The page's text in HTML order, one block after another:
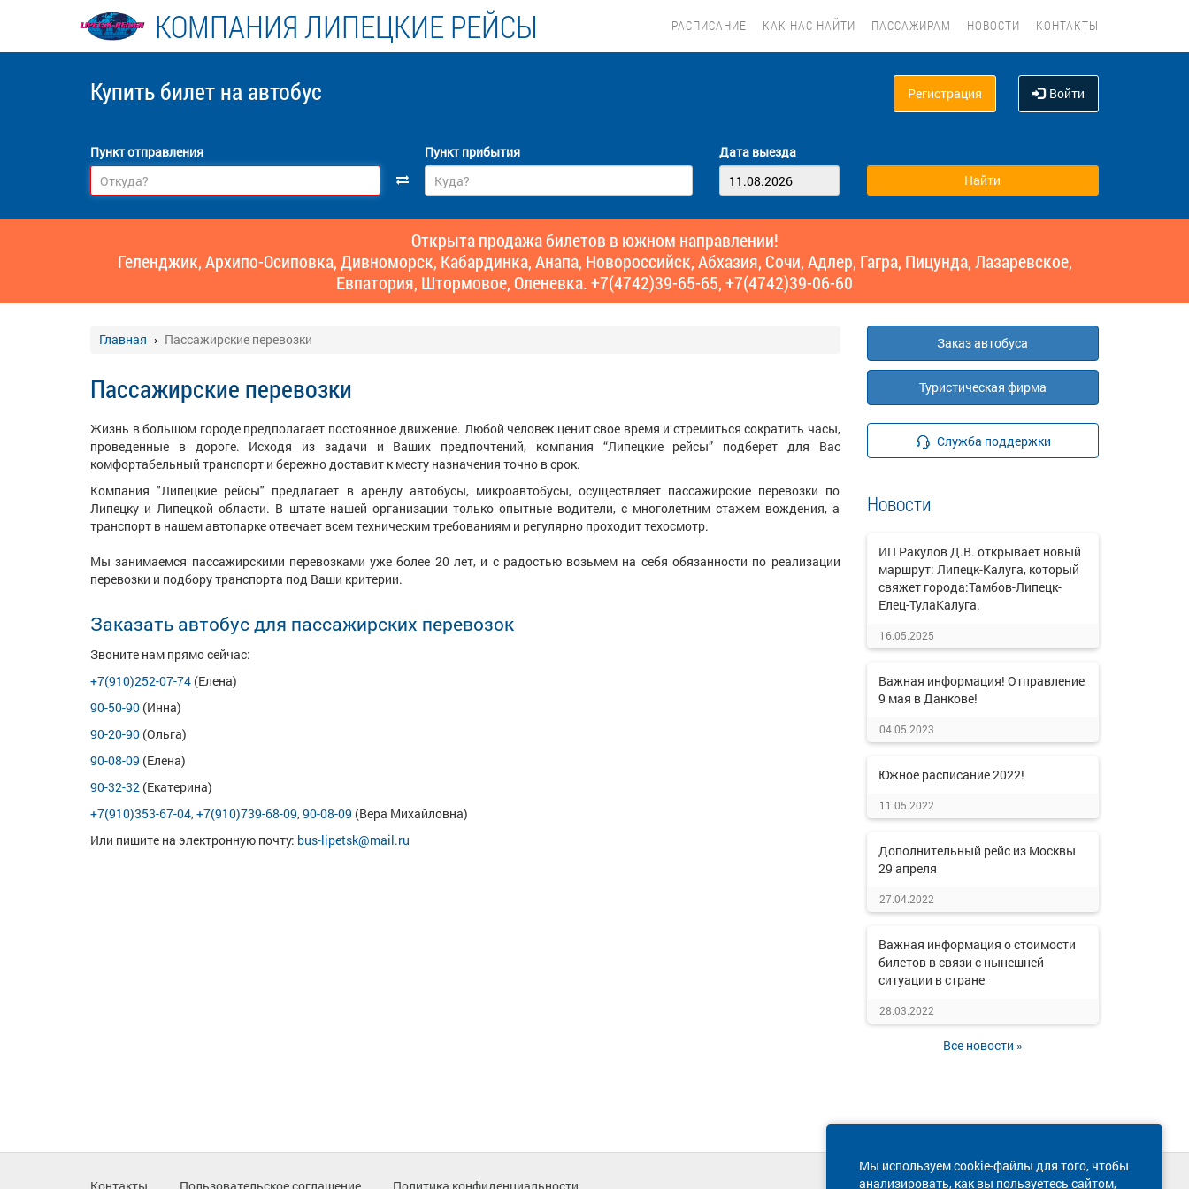
КОМПАНИЯ ЛИПЕЦКИЕ РЕЙСЫ РАСПИСАНИЕ КАК НАС НАЙТИ ПАССАЖИРАМ НОВОСТИ КОНТАКТЫ
Купить билет на автобус Регистрация Войти
Пункт отправления Пункт прибытия Дата выезда
Открыта продажа билетов в южном направлении!
Геленджик, Архипо-Осиповка, Дивноморск, Кабардинка, Анапа, Новороссийск, Абхазия, Сочи, Адлер, Гагра, Пицунда, Лазаревское,
Евпатория, Штормовое, Оленевка. +7(4742)39-65-65, +7(4742)39-06-60
Главная Пассажирские перевозки
Пассажирские перевозки
Жизнь в большом городе предполагает постоянное движение. Любой человек ценит свое время и стремиться сократить часы,
проведенные в дороге. Исходя из задачи и Ваших предпочтений, компания “Липецкие рейсы” подберет для Вас
комфортабельный транспорт и бережно доставит к месту назначения точно в срок.
Компания "Липецкие рейсы" предлагает в аренду автобусы, микроавтобусы, осуществляет пассажирские перевозки по
Липецку и Липецкой области. В штате нашей организации только опытные водители, с многолетним стажем вождения, а
транспорт в нашем автопарке отвечает всем техническим требованиям и регулярно проходит техосмотр.
Мы занимаемся пассажирскими перевозками уже более 20 лет, и с радостью возьмем на себя обязанности по реализации
перевозки и подбору транспорта под Ваши критерии.
Заказать автобус для пассажирских перевозок
Звоните нам прямо сейчас:
+7(910)252-07-74 (Елена)
90-50-90 (Инна)
90-20-90 (Ольга)
90-08-09 (Елена)
90-32-32 (Екатерина)
+7(910)353-67-04,+7(910)739-68-09,90-08-09 (Вера Михайловна)
Или пишите на электронную почту: bus-lipetsk@mail.ru
Заказ автобуса
Туристическая фирма
Служба поддержки
Новости
ИП Ракулов Д.В. открывает новый
маршрут: Липецк-Калуга, который
свяжет города:Тамбов-Липецк-
Елец-ТулаКалуга.
16.05.2025
Важная информация! Отправление
9 мая в Данкове!
04.05.2023
Южное расписание 2022!
11.05.2022
Дополнительный рейс из Москвы
29 апреля
27.04.2022
Важная информация о стоимости
билетов в связи с нынешней
ситуации в стране
28.03.2022
Все новости »
Мы используем cookie-файлы для того, чтобы
анализировать, как вы пользуетесь сайтом,